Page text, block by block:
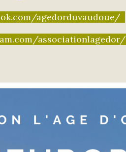
agedorduvaudoue/
associationlagedor/